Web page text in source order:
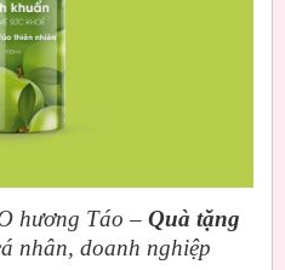
hương Táo – Quà tặng
nhân, doanh nghiệp